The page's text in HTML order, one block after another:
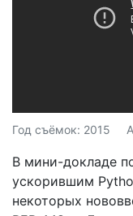
Год съёмок: 2015
В мини-докладе
ускорившим
некоторых